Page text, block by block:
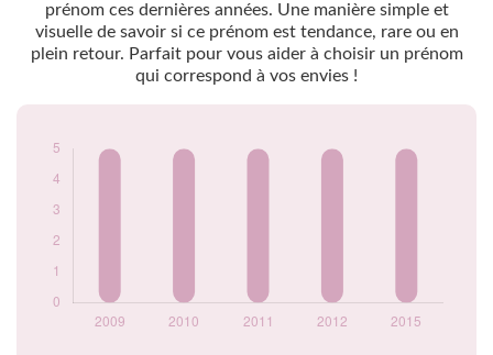
prénom ces dernières années. Une manière simple et
visuelle de savoir si ce prénom est tendance, rare ou en
plein retour. Parfait pour vous aider à choisir un prénom
qui correspond à vos envies !
Popularité du
prénom Babette
2015
5